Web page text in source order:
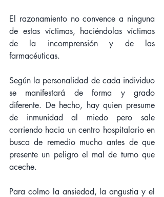
El razonamiento no convence a ninguna
de estas víctimas, haciéndolas víctimas
de la incomprensión y de las
farmacéuticas.
Según la personalidad de cada individuo
se manifestará de forma y grado
diferente. De hecho, hay quien presume
de inmunidad al miedo pero sale
corriendo hacia un centro hospitalario en
busca de remedio mucho antes de que
presente un peligro el mal de turno que
aceche.
Para colmo la ansiedad, la angustia y el